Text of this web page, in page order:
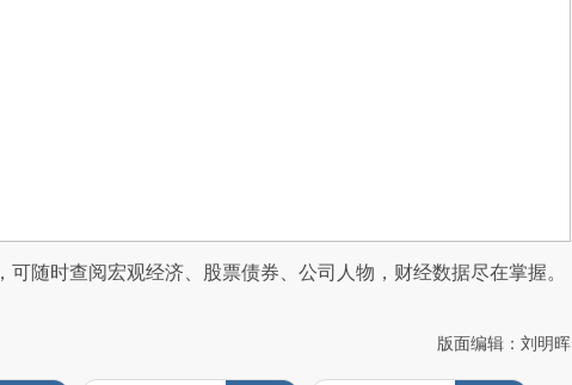
，可随时查阅宏观经济、股票债券、公司人物，财经数据尽在掌握。
版面编辑：刘明晖